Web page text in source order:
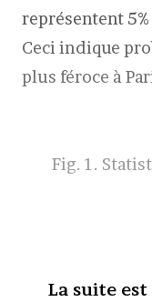
représentent
Ceci indique
plus féroce à
Fig. 1.
La suite est